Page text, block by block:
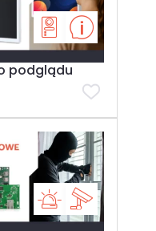
podglądu